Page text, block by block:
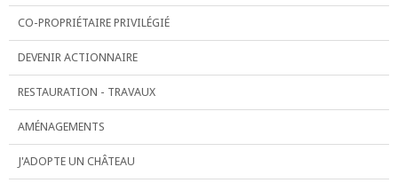
CO-PROPRIÉTAIRE PRIVILÉGIÉ
DEVENIR ACTIONNAIRE
RESTAURATION - TRAVAUX
AMÉNAGEMENTS
J'ADOPTE UN CHÂTEAU